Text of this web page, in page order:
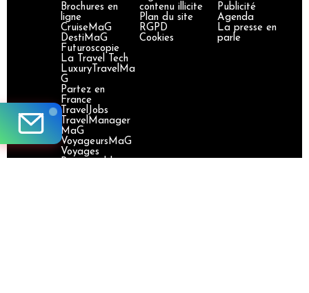
Brochures en
ligne
CruiseMaG
DestiMaG
Futuroscopie
La Travel Tech
LuxuryTravelMa
G
Partez en
France
TravelJobs
TravelManager
MaG
VoyageursMaG
Voyages
contenu illicite
Plan du site
RGPD
Cookies
Publicité
Agenda
La presse en
parle